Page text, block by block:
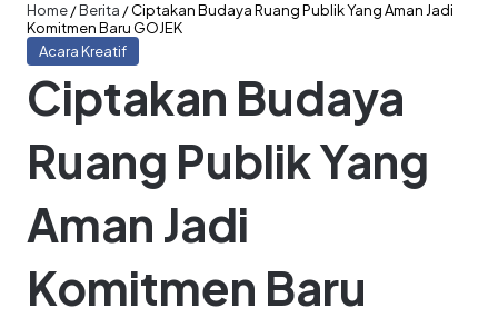
Home/Berita /Ciptakan Budaya Ruang Publik Yang Aman Jadi
Komitmen Baru GOJEK
Acara Kreatif
Ciptakan Budaya
Ruang Publik Yang
Aman Jadi
Komitmen Baru